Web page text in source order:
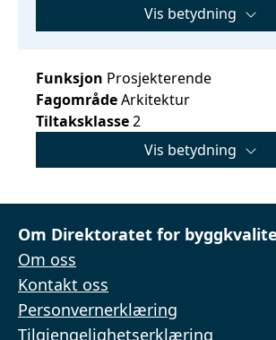
Vis betydning
Funksjon Prosjekterende
FagområdeArkitektur
Tiltaksklasse2
Vis betydning
Om Direktoratet for
Om oss
Kontakt oss
Personvernerklæring
Tilgjengelighetserklæring